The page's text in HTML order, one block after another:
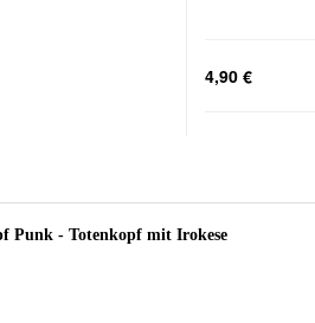
4,90 €
Punk - Totenkopf mit Irokese